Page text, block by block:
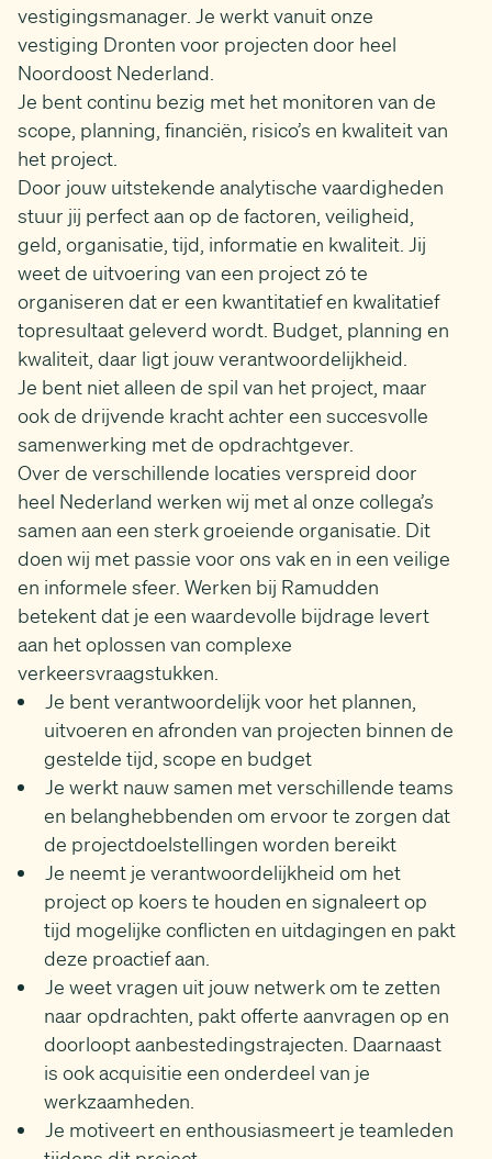
vestigingsmanager. Je werkt vanuit onze
vestiging Dronten voor projecten door heel
Noordoost Nederland.
Je bent continu bezig met het monitoren van de
scope, planning, financiën, risico’s en kwaliteit van
het project.
Door jouw uitstekende analytische vaardigheden
stuur jij perfect aan op de factoren, veiligheid,
geld, organisatie, tijd, informatie en kwaliteit. Jij
weet de uitvoering van een project zó te
organiseren dat er een kwantitatief en kwalitatief
topresultaat geleverd wordt. Budget, planning en
kwaliteit, daar ligt jouw verantwoordelijkheid.
Je bent niet alleen de spil van het project, maar
ook de drijvende kracht achter een succesvolle
samenwerking met de opdrachtgever.
Over de verschillende locaties verspreid door
heel Nederland werken wij met al onze collega’s
samen aan een sterk groeiende organisatie. Dit
doen wij met passie voor ons vak en in een veilige
en informele sfeer. Werken bij Ramudden
betekent dat je een waardevolle bijdrage levert
aan het oplossen van complexe
verkeersvraagstukken.
Je bent verantwoordelijk voor het plannen,
uitvoeren en afronden van projecten binnen de
gestelde tijd, scope en budget
Je werkt nauw samen met verschillende teams
en belanghebbenden om ervoor te zorgen dat
de projectdoelstellingen worden bereikt
Je neemt je verantwoordelijkheid om het
project op koers te houden en signaleert op
tijd mogelijke conflicten en uitdagingen en pakt
deze proactief aan.
Je weet vragen uit jouw netwerk om te zetten
naar opdrachten, pakt offerte aanvragen op en
doorloopt aanbestedingstrajecten. Daarnaast
is ook acquisitie een onderdeel van je
werkzaamheden.
Je motiveert en enthousiasmeert je teamleden